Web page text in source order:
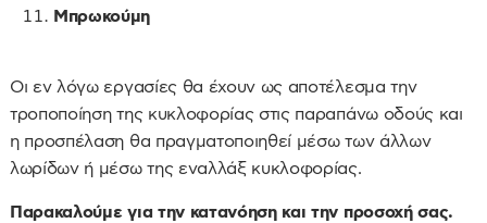
Μπρωκούμη
Οι εν λόγω εργασίες θα έχουν ως αποτέλεσμα την
τροποποίηση της κυκλοφορίας στις παραπάνω οδούς και
η προσπέλαση θα πραγματοποιηθεί μέσω των άλλων
λωρίδων ή μέσω της εναλλάξ κυκλοφορίας.
Παρακαλούμε για την κατανόηση και την προσοχή σας.